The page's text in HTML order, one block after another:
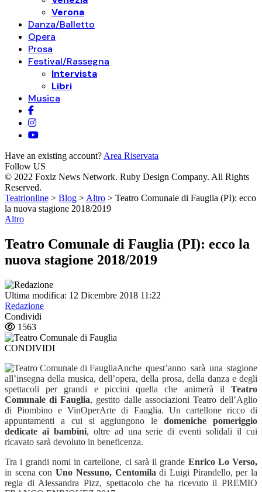
Verona
Danza/Balletto
Opera
Prosa
Festival/Rassegna
Intervista
Libri
Musica
Have an existing account? Area Riservata
Follow US
© 2022 Foxiz News Network. Ruby Design Company. All Rights
Reserved.
Teatrionline > Blog > Altro > Teatro Comunale di Fauglia (PI): ecco
la nuova stagione 2018/2019
Altro
Teatro Comunale di Fauglia (PI): ecco la
nuova stagione 2018/2019
Ultima modifica: 12 Dicembre 2018 11:22
Redazione
Condividi
1563
CONDIVIDI
Anche quest’anno sarà una stagione
all’insegna della musica, dell’opera, della prosa, della danza e degli
spettacoli per grandi e piccini quella che animerà il Teatro
Comunale di Fauglia, gestito dalle associazioni Teatro dell’Aglio
di Piombino e VinOperArte di Fauglia. Un cartellone ricco di
appuntamenti a cui si aggiungono ledomeniche pomeriggio
dedicate ai bambini, oltre ad una serie di eventi solidali il cui
ricavato sarà devoluto in beneficenza.
Tra i grandi nomi in cartellone, ci sarà il grande Enrico Lo Verso,
in scena conUno Nessuno, Centomiladi Luigi Pirandello, per la
regia di Alessandra Pizz, spettacolo che ha ricevuto il PREMIO